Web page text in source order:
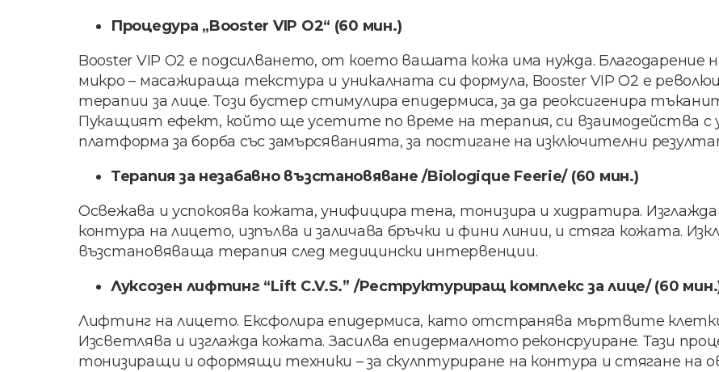
Процедура „Booster VIP O2“ (60 мин.)
Booster VIP O2 е подсилването, от което вашата кожа има нужда. Благодарение
микро – масажираща текстура и уникалната си формула, Booster VIP O2 е
терапии за лице. Този бустер стимулира епидермиса, за да реоксигенира
Пукащият ефект, който ще усетите по време на терапия, си взаимодейства с
платформа за борба със замърсяванията, за постигане на изключителни
Терапия за незабавно възстановяване /Biologique Feerie/ (60 мин.)
Освежава и успокоява кожата, унифицира тена, тонизира и хидратира.
контура на лицето, изпълва и заличава бръчки и фини линии, и стяга кожата.
възстановяваща терапия след медицински интервенции.
Луксозен лифтинг “Lift C.V.S.” /Реструктуриращ комплекс за лице/ (60
Лифтинг на лицето. Ексфолира епидермиса, като отстранява мъртвите
Изсветлява и изглажда кожата. Засилва епидермалното реконсруиране. Тази
тонизиращи и оформящи техники – за скулптуриране на контура и стягане на